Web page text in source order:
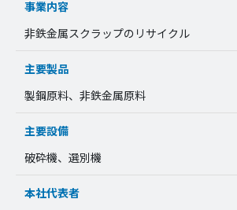
事業内容
非鉄金属スクラップのリサイクル
主要製品
製鋼原料、非鉄金属原料
主要設備
破砕機、選別機
本社代表者